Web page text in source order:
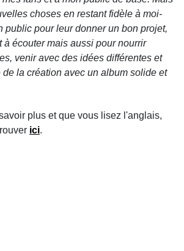
choses en restant fidèle à moi-
public pour leur donner un bon projet,
à écouter mais aussi pour nourrir
venir avec des idées différentes et
de la création avec un album solide et
plus et que vous lisez l'anglais,
ici.